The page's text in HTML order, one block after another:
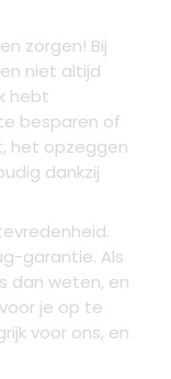
zorgen! Bij
niet altijd
hebt
besparen of
het opzeggen
dankzij
garantie. Als
dan weten, en
je op te
voor ons, en